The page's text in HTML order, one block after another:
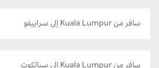
سافر من Kuala Lumpur إلى سراييفو
سافر من Kuala Lumpur إلى سيالكوت